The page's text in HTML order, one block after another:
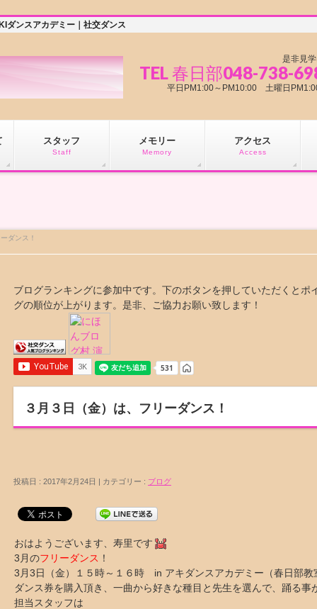
ンスアカデミー｜社交ダンス
是非見
TEL 春日部048-738-
平日PM1:00～PM10:00 土曜日
スタッフ
Staff
メモリー
Memory
アクセス
Access
ダンス！
ブログランキングに参加中です。下のボタンを押していただくとポ
グの順位が上がります。是非、ご協力お願い致します！
３月３日（金）は、フリーダンス！
投稿日 : 2017年2月24日 | カテゴリー : ブログ
おはようございます、寿里です
3月のフリーダンス ！
3月3日（金）１５時～１６時 in アキダンスアカデミー（春日部教
ダンス券を購入頂き、一曲から好きな種目と先生を選んで、踊る事
担当スタッフは